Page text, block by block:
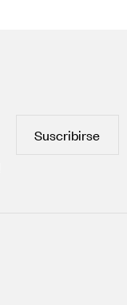
Suscribirse